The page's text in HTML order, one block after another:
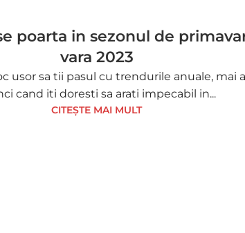
poarta in sezonul de
vara 2023
usor sa tii pasul cu trendurile anuale, mai
cand iti doresti sa arati impecabil in...
CITEȘTE MAI MULT